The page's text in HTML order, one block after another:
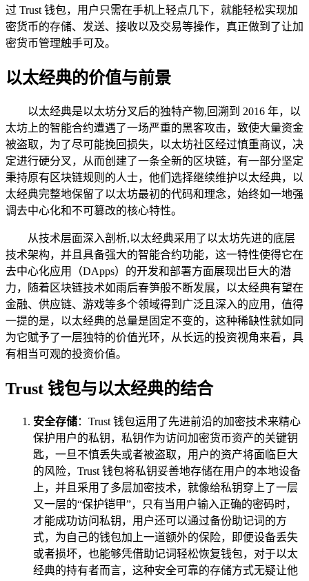
过 Trust 钱包，用户只需在手机上轻点几下，就能轻松实现加
密货币的存储、发送、接收以及交易等操作，真正做到了让加
密货币管理触手可及。
以太经典的价值与前景
以太经典是以太坊分叉后的独特产物,回溯到 2016 年，以
太坊上的智能合约遭遇了一场严重的黑客攻击，致使大量资金
被盗取，为了尽可能挽回损失，以太坊社区经过慎重商议，决
定进行硬分叉，从而创建了一条全新的区块链，有一部分坚定
秉持原有区块链规则的人士，他们选择继续维护以太经典，以
太经典完整地保留了以太坊最初的代码和理念，始终如一地强
调去中心化和不可篡改的核心特性。
从技术层面深入剖析,以太经典采用了以太坊先进的底层
技术架构，并且具备强大的智能合约功能，这一特性使得它在
去中心化应用（DApps）的开发和部署方面展现出巨大的潜
力，随着区块链技术如雨后春笋般不断发展，以太经典有望在
金融、供应链、游戏等多个领域得到广泛且深入的应用，值得
一提的是，以太经典的总量是固定不变的，这种稀缺性就如同
为它赋予了一层独特的价值光环，从长远的投资视角来看，具
有相当可观的投资价值。
Trust 钱包与以太经典的结合
安全存储：Trust 钱包运用了先进前沿的加密技术来精心
保护用户的私钥，私钥作为访问加密货币资产的关键钥
匙，一旦不慎丢失或者被盗取，用户的资产将面临巨大
的风险，Trust 钱包将私钥妥善地存储在用户的本地设备
上，并且采用了多层加密技术，就像给私钥穿上了一层
又一层的“保护铠甲”，只有当用户输入正确的密码时，
才能成功访问私钥，用户还可以通过备份助记词的方
式，为自己的钱包加上一道额外的保险，即便设备丢失
或者损坏，也能够凭借助记词轻松恢复钱包，对于以太
经典的持有者而言，这种安全可靠的存储方式无疑让他